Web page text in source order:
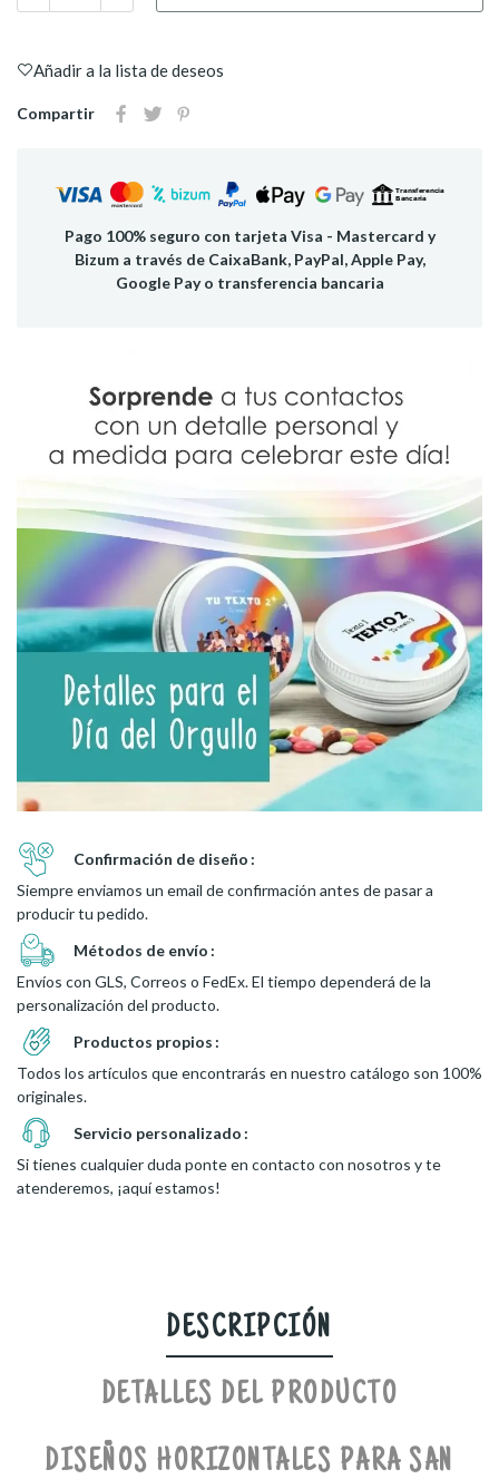
Añadir a la lista de deseos
Compartir
Pago 100% seguro con tarjeta Visa - Mastercard y
Bizum a través de CaixaBank, PayPal, Apple Pay,
Google Pay o transferencia bancaria
Confirmación de diseño
Siempre enviamos un email de confirmación antes de pasar a
producir tu pedido.
Métodos de envío
Envíos con GLS, Correos o FedEx. El tiempo dependerá de la
personalización del producto.
Productos propios
Todos los artículos que encontrarás en nuestro catálogo son 100%
originales.
Servicio personalizado
Si tienes cualquier duda ponte en contacto con nosotros y te
atenderemos, ¡aquí estamos!
DESCRIPCIÓN
DETALLES DEL PRODUCTO
DISEÑOS HORIZONTALES PARA SAN